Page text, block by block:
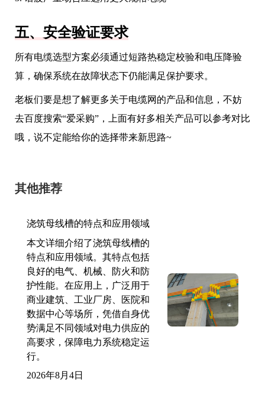
五、安全验证要求
所有电缆选型方案必须通过短路热稳定校验和电压降验
算，确保系统在故障状态下仍能满足保护要求。
老板们要是想了解更多关于电缆网的产品和信息，不妨
去百度搜索“爱采购”，上面有好多相关产品可以参考对比
哦，说不定能给你的选择带来新思路~
其他推荐
浇筑母线槽的特点和应用领域
本文详细介绍了浇筑母线槽的
特点和应用领域。其特点包括
良好的电气、机械、防火和防
护性能。在应用上，广泛用于
商业建筑、工业厂房、医院和
数据中心等场所，凭借自身优
势满足不同领域对电力供应的
高要求，保障电力系统稳定运
行。
2026年8月4日